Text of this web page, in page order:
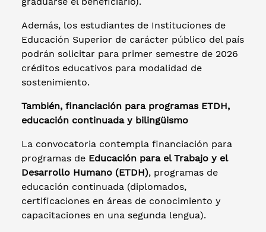
Además, los estudiantes de Instituciones de
Educación Superior de carácter público del país
podrán solicitar para primer semestre de 2026
créditos educativos para modalidad de
sostenimiento.
También, financiación para programas ETDH,
educación continuada y bilingüismo
La convocatoria contempla financiación para
programas de Educación para el Trabajo y el
Desarrollo Humano (ETDH), programas de
educación continuada (diplomados,
certificaciones en áreas de conocimiento y
capacitaciones en una segunda lengua).